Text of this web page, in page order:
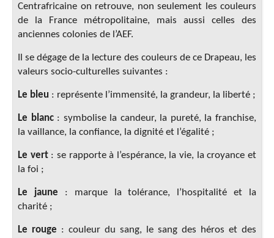
Centrafricaine on retrouve, non seulement les couleurs
de la France métropolitaine, mais aussi celles des
anciennes colonies de l’AEF.
Il se dégage de la lecture des couleurs de ce Drapeau, les
valeurs socio-culturelles suivantes :
Le bleu : représente l’immensité, la grandeur, la liberté ;
Le blanc: symbolise la candeur, la pureté, la franchise,
la vaillance, la confiance, la dignité et l’égalité ;
Le vert: se rapporte à l’espérance, la vie, la croyance et
la foi ;
Le jaune : marque la tolérance, l’hospitalité et la
charité ;
Le rouge : couleur du sang, le sang des héros et des